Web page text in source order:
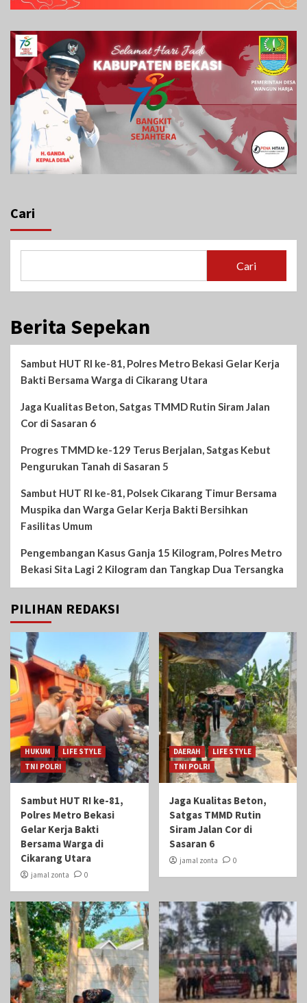
Cari
Cari
Berita Sepekan
Sambut HUT RI ke-81, Polres Metro Bekasi Gelar Kerja
Bakti Bersama Warga di Cikarang Utara
Jaga Kualitas Beton, Satgas TMMD Rutin Siram Jalan
Cor di Sasaran 6
Progres TMMD ke-129 Terus Berjalan, Satgas Kebut
Pengurukan Tanah di Sasaran 5
Sambut HUT RI ke-81, Polsek Cikarang Timur Bersama
Muspika dan Warga Gelar Kerja Bakti Bersihkan
Fasilitas Umum
Pengembangan Kasus Ganja 15 Kilogram, Polres Metro
Bekasi Sita Lagi 2 Kilogram dan Tangkap Dua Tersangka
PILIHAN REDAKSI
HUKUM
LIFE STYLE
TNI POLRI
Sambut HUT RI ke-81,
Polres Metro Bekasi
Gelar Kerja Bakti
Bersama Warga di
Cikarang Utara
jamal zonta 0
DAERAH
LIFE STYLE
TNI POLRI
Jaga Kualitas Beton,
Satgas TMMD Rutin
Siram Jalan Cor di
Sasaran 6
jamal zonta 0